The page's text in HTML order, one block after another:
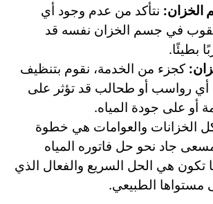
نتأكد من عدم وجود أي
في جسم الخزان نفسه قد
بطيئًا.
كجزء من الخدمة، نقوم بتنظيف
أي رواسب أو طحالب قد تؤثر على
أو على جودة المياه.
الخزانات والعوامات هي خطوة
جاد نحو حل فاتوره المياه
تكون هي الحل السريع والفعال الذي
مستواها الطبيعي.